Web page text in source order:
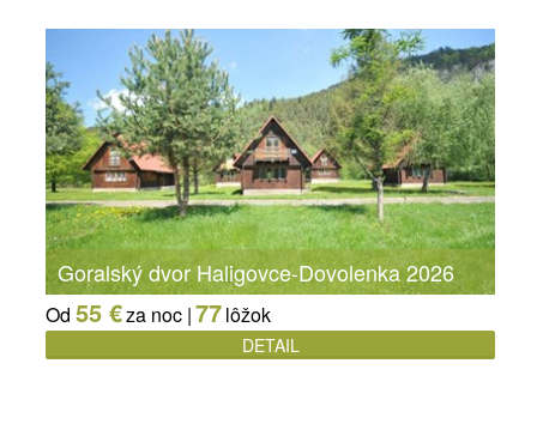
Goralský dvor Haligovce-Dovolenka 2026
Od 55 €za noc |77lôžok
DETAIL